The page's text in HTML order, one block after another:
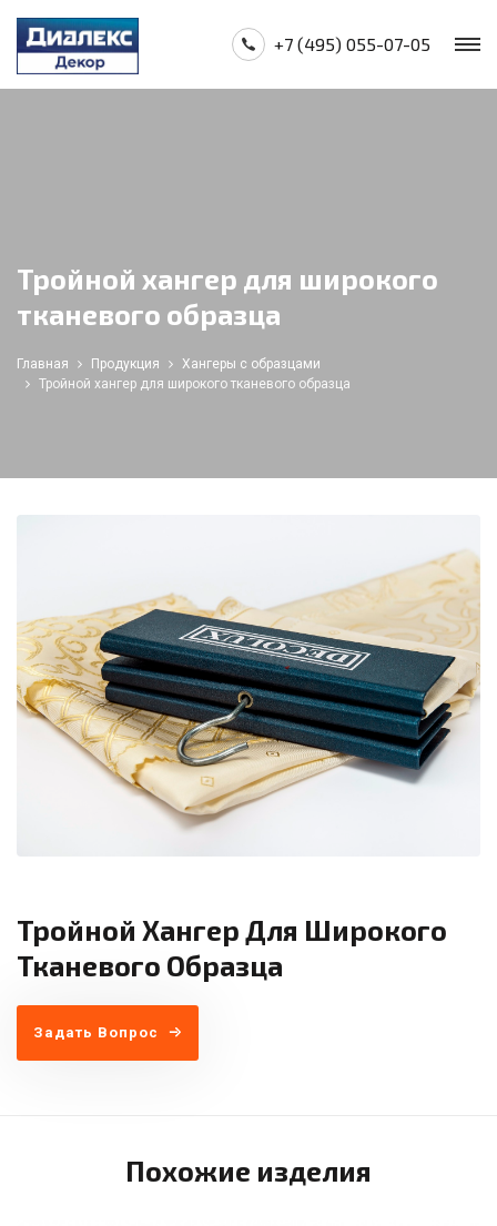
+7 (495) 055-07-05
Тройной хангер для широкого
тканевого образца
Главная Продукция
Хангеры с образцами
Тройной хангер для широкого тканевого образца
Тройной Хангер Для Широкого
Тканевого Образца
Задать Вопрос
Похожие изделия